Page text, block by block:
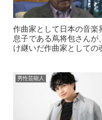
作曲家として日本の音楽
息子である蔦将包さんが
け継いだ作曲家としての
男性芸能人